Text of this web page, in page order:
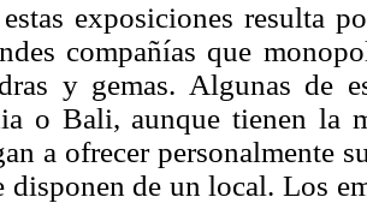
exposiciones resulta
compañías que
y gemas. Algunas de
o Bali, aunque tienen la
a ofrecer personalmente
disponen de un local. Los